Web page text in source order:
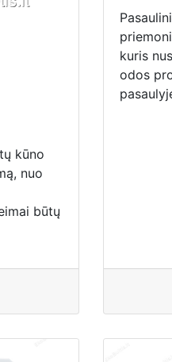
kūno
nuo
būtų
kuris
odos